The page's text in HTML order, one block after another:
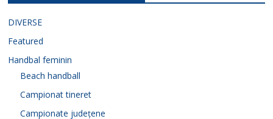
DIVERSE
Featured
Handbal feminin
Beach handball
Campionat tineret
Campionate județene